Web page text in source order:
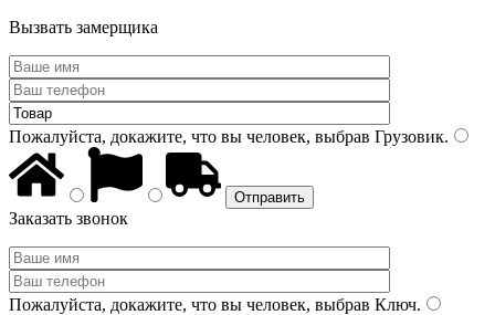
Вызвать замерщика
Пожалуйста, докажите, что вы человек, выбрав Грузовик.
Заказать звонок
Пожалуйста, докажите, что вы человек, выбрав Ключ.